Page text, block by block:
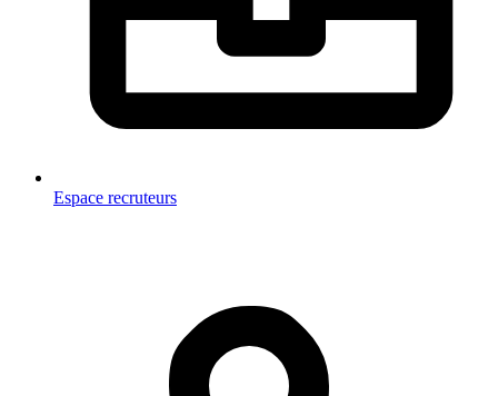
Espace recruteurs